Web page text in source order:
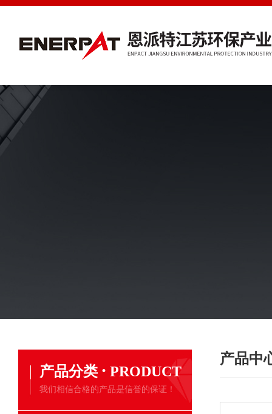
产品分类 · PRODUCT
我们相信合格的产品是信誉的保证！
产品中